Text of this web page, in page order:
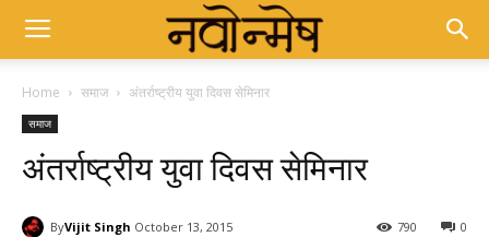
Home समाज अंतर्राष्ट्रीय युवा दिवस सेमिनार
समाज
अंतर्राष्ट्रीय युवा दिवस सेमिनार
ByVijit Singh October 13, 2015 0
790